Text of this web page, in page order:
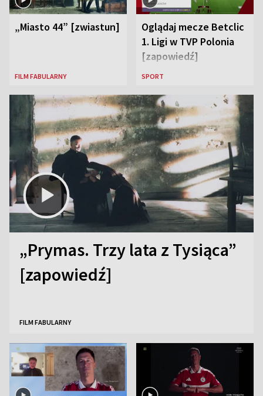
„Miasto 44” [zwiastun]
FILM FABULARNY
Oglądaj mecze Betclic
1. Ligi w TVP Polonia
[zapowiedź]
SPORT
„Prymas. Trzy lata z Tysiąca”
[zapowiedź]
FILM FABULARNY